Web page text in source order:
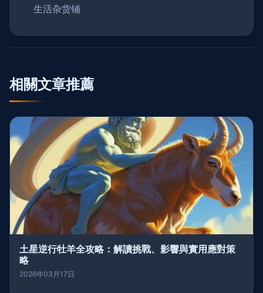
生活杂货铺
相關文章推薦
土星逆行牡羊全攻略：解讀挑戰、影響與實用應對策
略
2026年03月17日